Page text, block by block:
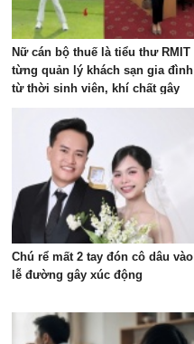
Nữ cán bộ thuế là tiểu thư RMIT
từng quản lý khách sạn gia đình
từ thời sinh viên, khí chất gây
Chú rể mất 2 tay đón cô dâu vào
lễ đường gây xúc động